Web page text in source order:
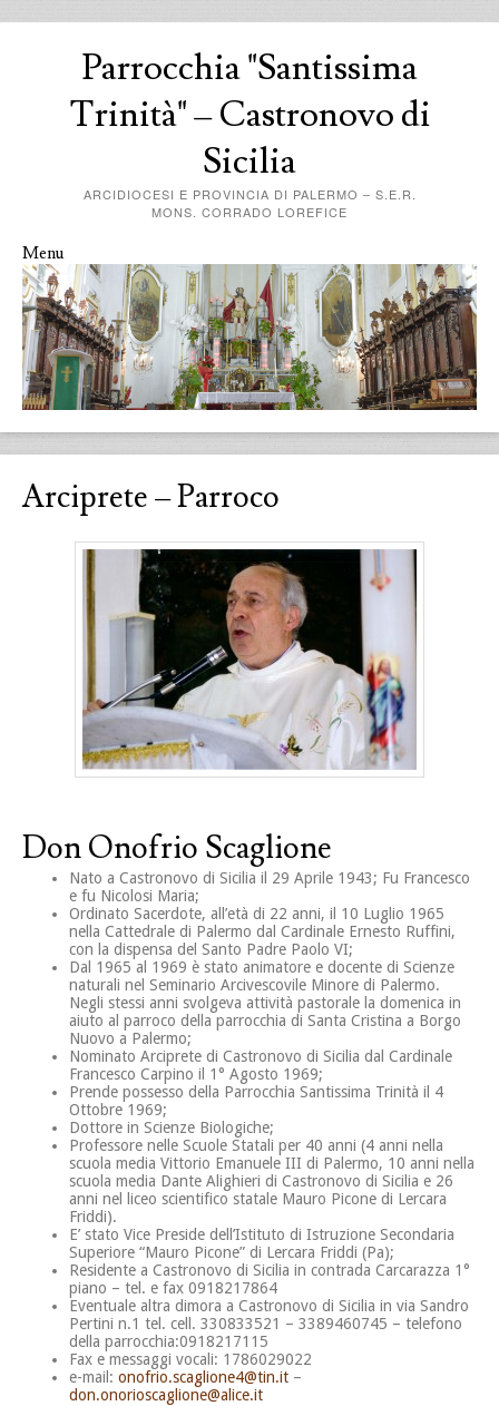
Parrocchia "Santissima
Trinità" – Castronovo di
Sicilia
ARCIDIOCESI E PROVINCIA DI PALERMO – S.E.R.
MONS. CORRADO LOREFICE
Menu
Skip to content
Arciprete – Parroco
Don Onofrio Scaglione
Nato a Castronovo di Sicilia il 29 Aprile 1943; Fu Francesco
e fu Nicolosi Maria;
Ordinato Sacerdote, all’età di 22 anni, il 10 Luglio 1965
nella Cattedrale di Palermo dal Cardinale Ernesto Ruffini,
con la dispensa del Santo Padre Paolo VI;
Dal 1965 al 1969 è stato animatore e docente di Scienze
naturali nel Seminario Arcivescovile Minore di Palermo.
Negli stessi anni svolgeva attività pastorale la domenica in
aiuto al parroco della parrocchia di Santa Cristina a Borgo
Nuovo a Palermo;
Nominato Arciprete di Castronovo di Sicilia dal Cardinale
Francesco Carpino il 1° Agosto 1969;
Prende possesso della Parrocchia Santissima Trinità il 4
Ottobre 1969;
Dottore in Scienze Biologiche;
Professore nelle Scuole Statali per 40 anni (4 anni nella
scuola media Vittorio Emanuele III di Palermo, 10 anni nella
scuola media Dante Alighieri di Castronovo di Sicilia e 26
anni nel liceo scientifico statale Mauro Picone di Lercara
Friddi).
E’ stato Vice Preside dell’Istituto di Istruzione Secondaria
Superiore “Mauro Picone” di Lercara Friddi (Pa);
Residente a Castronovo di Sicilia in contrada Carcarazza 1°
piano – tel. e fax 0918217864
Eventuale altra dimora a Castronovo di Sicilia in via Sandro
Pertini n.1 tel. cell. 330833521 – 3389460745 – telefono
della parrocchia:0918217115
Fax e messaggi vocali: 1786029022
e-mail: onofrio.scaglione4@tin.it –
don.onorioscaglione@alice.it